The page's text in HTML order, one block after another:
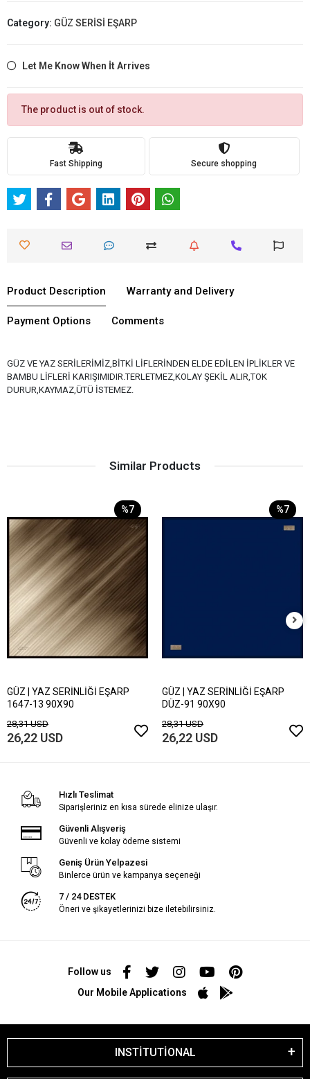
Category: GÜZ SERİSİ EŞARP
Let Me Know When İt Arrives
The product is out of stock.
Fast Shipping Secure shopping
Product Description Warranty and Delivery
Payment Options Comments
GÜZ VE YAZ SERİLERİMİZ,BİTKİ LİFLERİNDEN ELDE EDİLEN İPLİKLER VE
BAMBU LİFLERİ KARIŞIMIDIR.TERLETMEZ,KOLAY ŞEKİL ALIR,TOK
DURUR,KAYMAZ,ÜTÜ İSTEMEZ.
Similar Products
%7
GÜZ | YAZ SERİNLİĞİ EŞARP
1647-13 90X90
28,31 USD
26,22 USD
%7
GÜZ | YAZ SERİNLİĞİ EŞARP
DÜZ-91 90X90
28,31 USD
26,22 USD
Hızlı Teslimat
Siparişleriniz en kısa sürede elinize ulaşır.
Güvenli Alışveriş
Güvenli ve kolay ödeme sistemi
Geniş Ürün Yelpazesi
Binlerce ürün ve kampanya seçeneği
7 / 24 DESTEK
Öneri ve şikayetlerinizi bize iletebilirsiniz.
Follow us
Our Mobile Applications
INSTİTUTİONAL